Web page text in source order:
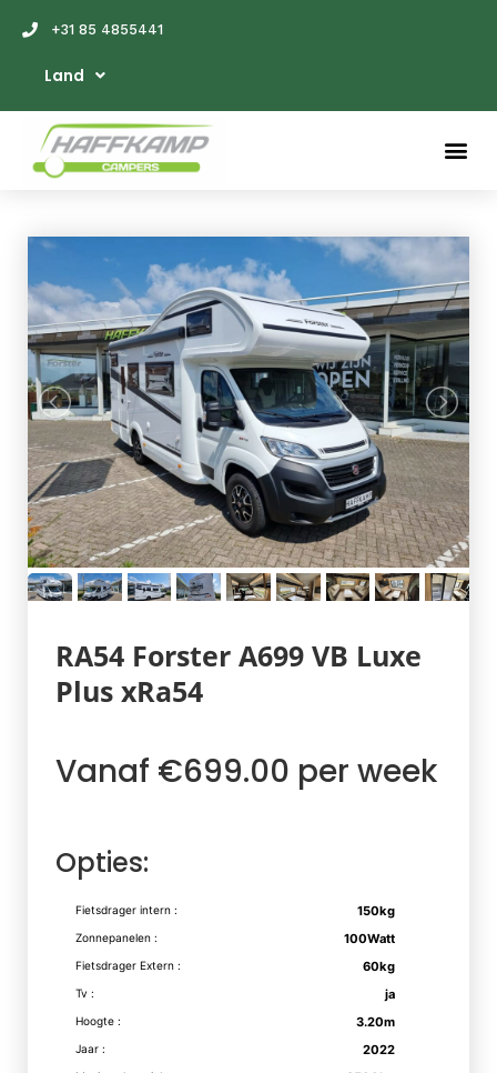
+31 85 4855441
Land
RA54 Forster A699 VB Luxe
Plus xRa54
Vanaf €699.00 per week
Opties:
Fietsdrager intern : 150kg
Zonnepanelen : 100Watt
Fietsdrager Extern : 60kg
Tv : ja
Hoogte : 3.20m
Jaar : 2022